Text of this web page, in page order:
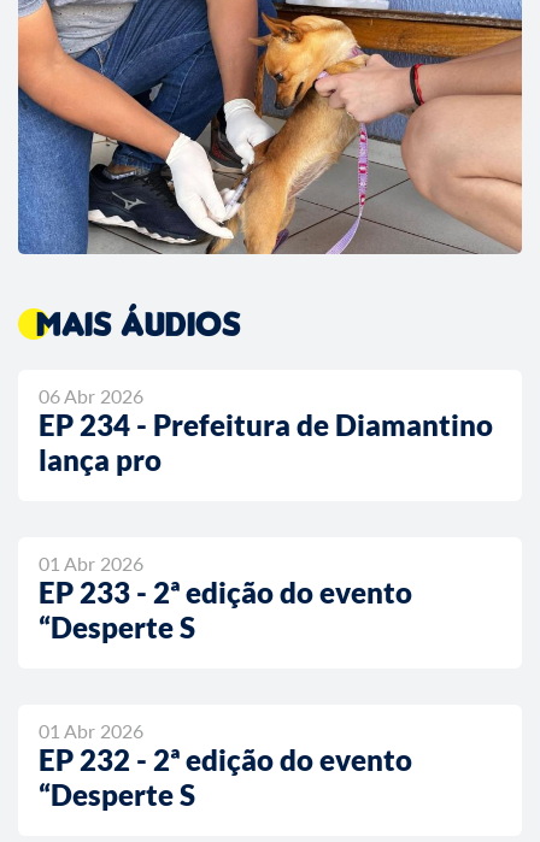
Mais áudios
06 Abr 2026
EP 234 - Prefeitura de Diamantino
lança pro
01 Abr 2026
EP 233 - 2ª edição do evento
“Desperte S
01 Abr 2026
EP 232 - 2ª edição do evento
“Desperte S